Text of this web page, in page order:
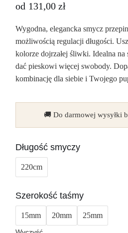
od 131,00 zł
Wygodna, elegancka smycz
możliwością regulacji długości.
kolorze dojrzałej śliwki. Idealna na
dać pieskowi więcej swobody.
kombinację dla siebie i Twojego
🚚 Do darmowej wysyłki
Długość smyczy
220cm
Szerokość taśmy
15mm 20mm 25mm